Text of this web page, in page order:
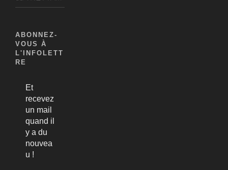
ABONNEZ-
VOUS À
L'INFOLETT
RE
Et
recevez
un mail
quand il
y a du
nouvea
u !